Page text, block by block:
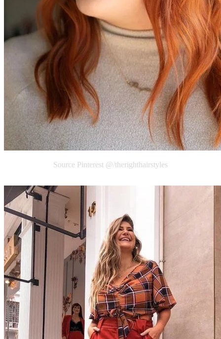
Source Pinterest @/therighthairstyles